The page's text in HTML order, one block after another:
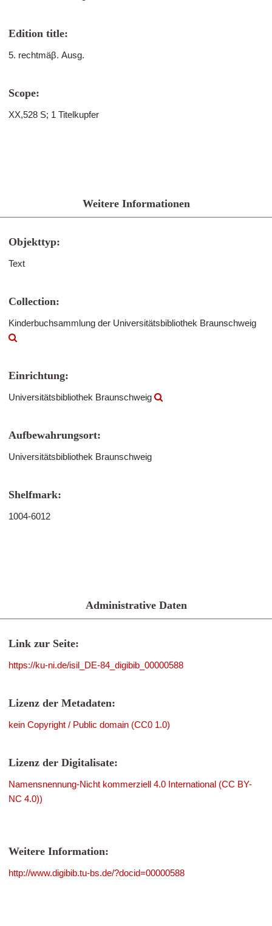
Edition title:
5. rechtmäβ. Ausg.
Scope:
XX,528 S; 1 Titelkupfer
Weitere Informationen
Objekttyp:
Text
Collection:
Kinderbuchsammlung der Universitätsbibliothek Braunschweig
Einrichtung:
Universitätsbibliothek Braunschweig
Aufbewahrungsort:
Universitätsbibliothek Braunschweig
Shelfmark:
1004-6012
Administrative Daten
Link zur Seite:
https://ku-ni.de/isil_DE-84_digibib_00000588
Lizenz der Metadaten:
kein Copyright / Public domain (CC0 1.0)
Lizenz der Digitalisate:
Namensnennung-Nicht kommerziell 4.0 International (CC BY-
NC 4.0))
Weitere Information:
http://www.digibib.tu-bs.de/?docid=00000588